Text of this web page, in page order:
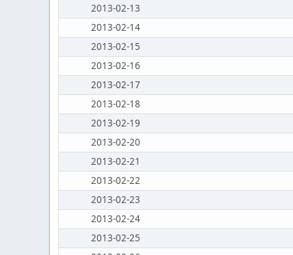
2013-02-13
2013-02-14
2013-02-15
2013-02-16
2013-02-17
2013-02-18
2013-02-19
2013-02-20
2013-02-21
2013-02-22
2013-02-23
2013-02-24
2013-02-25